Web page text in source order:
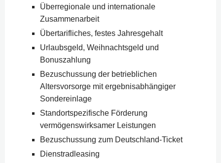
Überregionale und internationale
Zusammenarbeit
Übertarifliches, festes Jahresgehalt
Urlaubsgeld, Weihnachtsgeld und
Bonuszahlung
Bezuschussung der betrieblichen
Altersvorsorge mit ergebnisabhängiger
Sondereinlage
Standortspezifische Förderung
vermögenswirksamer Leistungen
Bezuschussung zum Deutschland-Ticket
Dienstradleasing